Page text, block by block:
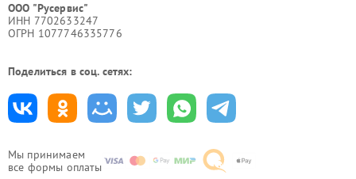
Мы принимаем
все формы оплаты
ООО "Русервис"
ИНН 7702633247
ОГРН 1077746335776
Поделиться в соц. сетях: